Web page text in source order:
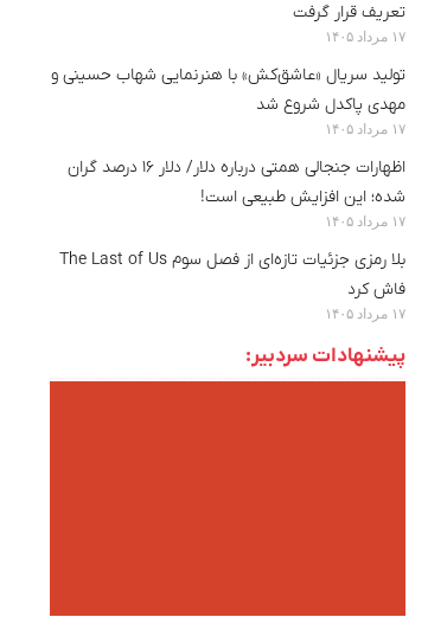
تعریف قرار گرفت
۱۷ مرداد ۱۴۰۵
تولید سریال «عاشق‌کش» با هنرنمایی شهاب حسینی و
مهدی پاکدل شروع شد
۱۷ مرداد ۱۴۰۵
اظهارات جنجالی همتی درباره دلار/ دلار ۱۶ درصد گران
شده؛ این افزایش طبیعی است!
۱۷ مرداد ۱۴۰۵
بلا رمزی جزئیات تازه‌ای از فصل سوم The Last of Us
فاش کرد
۱۷ مرداد ۱۴۰۵
پیشنهادات سردبیر: